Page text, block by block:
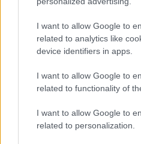
I want to allow Google to
related to analytics like
device identifiers in apps.
I want to allow Google to
related to functionality of
I want to allow Google to
related to personalization.